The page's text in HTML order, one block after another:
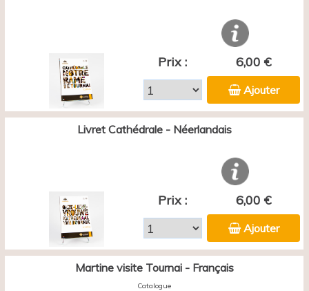
Prix : 6,00 €
Ajouter
Livret Cathédrale - Néerlandais
Prix : 6,00 €
Ajouter
Martine visite Tournai - Français
Catalogue